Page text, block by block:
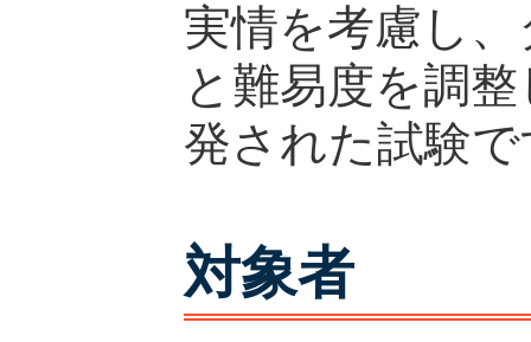
実情を考慮し
と難易度を調
発された試験
対象者